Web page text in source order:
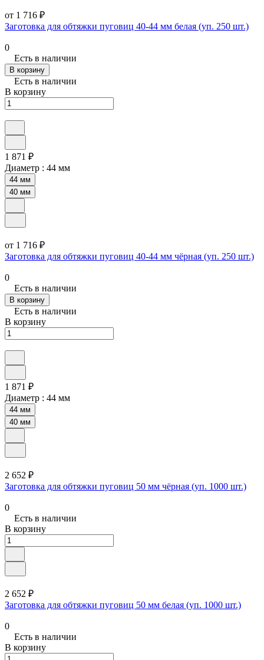
от 1 716 ₽
Заготовка для обтяжки пуговиц 40-44 мм белая (уп. 250 шт.)
0
Есть в наличии
В корзину
Есть в наличии
В корзину
1 871 ₽
Диаметр : 44 мм
44 мм
40 мм
от 1 716 ₽
Заготовка для обтяжки пуговиц 40-44 мм чёрная (уп. 250 шт.)
0
Есть в наличии
В корзину
Есть в наличии
В корзину
1 871 ₽
Диаметр : 44 мм
44 мм
40 мм
2 652 ₽
Заготовка для обтяжки пуговиц 50 мм чёрная (уп. 1000 шт.)
0
Есть в наличии
В корзину
2 652 ₽
Заготовка для обтяжки пуговиц 50 мм белая (уп. 1000 шт.)
0
Есть в наличии
В корзину